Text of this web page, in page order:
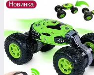
Новинка